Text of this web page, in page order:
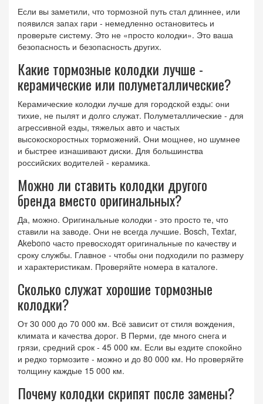
Если вы заметили, что тормозной путь стал длиннее, или
появился запах гари - немедленно остановитесь и
проверьте систему. Это не «просто колодки». Это ваша
безопасность и безопасность других.
Какие тормозные колодки лучше -
керамические или полуметаллические?
Керамические колодки лучше для городской езды: они
тихие, не пылят и долго служат. Полуметаллические - для
агрессивной езды, тяжелых авто и частых
высокоскоростных торможений. Они мощнее, но шумнее
и быстрее изнашивают диски. Для большинства
российских водителей - керамика.
Можно ли ставить колодки другого
бренда вместо оригинальных?
Да, можно. Оригинальные колодки - это просто те, что
ставили на заводе. Они не всегда лучшие. Bosch, Textar,
Akebono часто превосходят оригинальные по качеству и
сроку службы. Главное - чтобы они подходили по размеру
и характеристикам. Проверяйте номера в каталоге.
Сколько служат хорошие тормозные
колодки?
От 30 000 до 70 000 км. Всё зависит от стиля вождения,
климата и качества дорог. В Перми, где много снега и
грязи, средний срок - 45 000 км. Если вы ездите спокойно
и редко тормозите - можно и до 80 000 км. Но проверяйте
толщину каждые 15 000 км.
Почему колодки скрипят после замены?